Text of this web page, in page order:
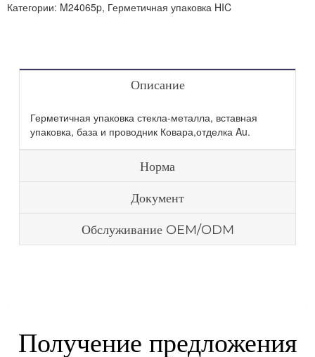
Категории: M24065p, Герметичная упаковка HIC
Описание
Герметичная упаковка стекла-металла, вставная
упаковка, база и проводник Ковара,отделка Au.
Норма
Документ
Обслуживание OEM/ODM
Получение предложения